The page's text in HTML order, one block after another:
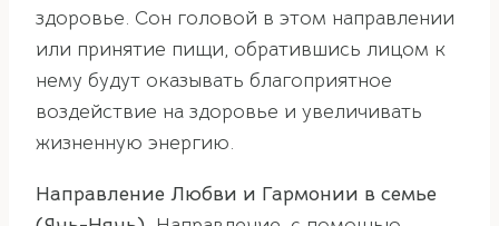
здоровье. Сон головой в этом направлении
или принятие пищи, обратившись лицом к
нему будут оказывать благоприятное
воздействие на здоровье и увеличивать
жизненную энергию.
Направление Любви и Гармонии в семье